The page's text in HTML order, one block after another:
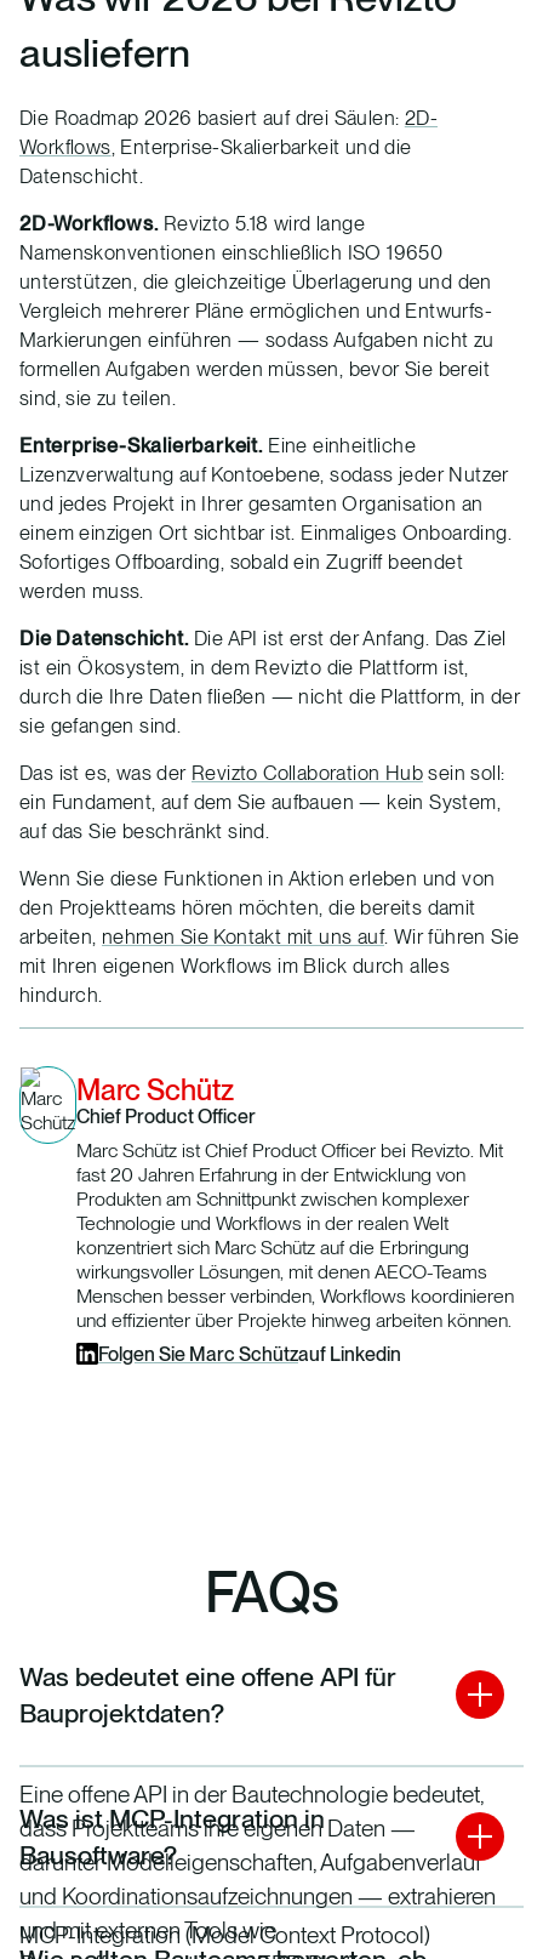
ausliefern
Die Roadmap 2026 basiert auf drei Säulen: 2D-
Workflows, Enterprise-Skalierbarkeit und die
Datenschicht.
2D-Workflows.Revizto 5.18 wird lange
Namenskonventionen einschließlich ISO 19650
unterstützen, die gleichzeitige Überlagerung und den
Vergleich mehrerer Pläne ermöglichen und Entwurfs-
Markierungen einführen — sodass Aufgaben nicht zu
formellen Aufgaben werden müssen, bevor Sie bereit
sind, sie zu teilen.
Enterprise-Skalierbarkeit.Eine einheitliche
Lizenzverwaltung auf Kontoebene, sodass jeder Nutzer
und jedes Projekt in Ihrer gesamten Organisation an
einem einzigen Ort sichtbar ist. Einmaliges Onboarding.
Sofortiges Offboarding, sobald ein Zugriff beendet
werden muss.
Die Datenschicht.Die API ist erst der Anfang. Das Ziel
ist ein Ökosystem, in dem Revizto die Plattform ist,
durch die Ihre Daten fließen — nicht die Plattform, in der
sie gefangen sind.
Das ist es, was der Revizto Collaboration Hub sein soll:
ein Fundament, auf dem Sie aufbauen — kein System,
auf das Sie beschränkt sind.
Wenn Sie diese Funktionen in Aktion erleben und von
den Projektteams hören möchten, die bereits damit
arbeiten, nehmen Sie Kontakt mit uns auf. Wir führen Sie
mit Ihren eigenen Workflows im Blick durch alles
hindurch.
Marc Schütz
Chief Product Officer
Marc Schütz ist Chief Product Officer bei Revizto. Mit
fast 20 Jahren Erfahrung in der Entwicklung von
Produkten am Schnittpunkt zwischen komplexer
Technologie und Workflows in der realen Welt
konzentriert sich Marc Schütz auf die Erbringung
wirkungsvoller Lösungen, mit denen AECO-Teams
Menschen besser verbinden, Workflows koordinieren
und effizienter über Projekte hinweg arbeiten können.
Folgen Sie Marc Schützauf Linkedin
FAQs
Was bedeutet eine offene API für
Bauprojektdaten?
Eine offene API in der Bautechnologie bedeutet,
dass Projektteams ihre eigenen Daten —
darunter Modelleigenschaften, Aufgabenverlauf
und Koordinationsaufzeichnungen — extrahieren
und mit externen Tools wie
Was ist MCP-Integration in
Bausoftware?
MCP-Integration (Model Context Protocol)